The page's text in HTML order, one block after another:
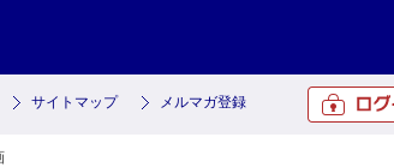
サイトマップ メルマガ登録